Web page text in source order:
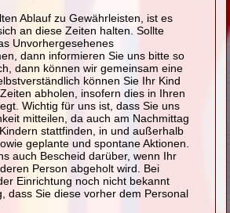
Ablauf zu Gewährleisten, ist es
an diese Zeiten halten. Sollte
Unvorhergesehenes
dann informieren Sie uns bitte so
dann können wir gemeinsam eine
können Sie Ihr Kind
abholen, insofern dies in Ihren
Wichtig für uns ist, dass Sie uns
mitteilen, da auch am Nachmittag
stattfinden, in und außerhalb
geplante und spontane Aktionen.
auch Bescheid darüber, wenn Ihr
Person abgeholt wird. Bei
Einrichtung noch nicht bekannt
dass Sie diese vorher dem Personal